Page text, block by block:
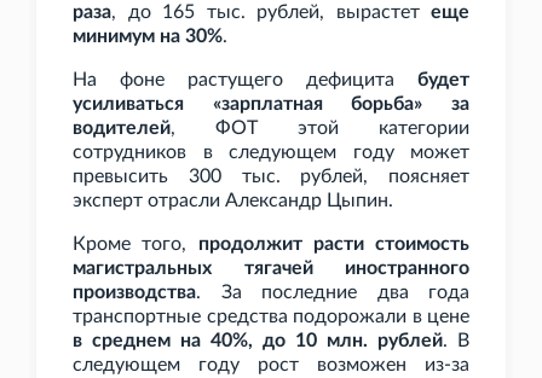
раза, до 165 тыс. рублей, вырастет еще
минимум на 30%.
На фоне растущего дефицита будет
усиливаться «зарплатная борьба» за
водителей, ФОТ этой категории
сотрудников в следующем году может
превысить 300
тыс. рублей, поясняет
эксперт отрасли Александр Цыпин.
Кроме того, продолжит расти стоимость
магистральных тягачей иностранного
производства. За последние два года
транспортные средства подорожали в цене
в среднем на 40%, до 10 млн. рублей. В
следующем году рост возможен из-за